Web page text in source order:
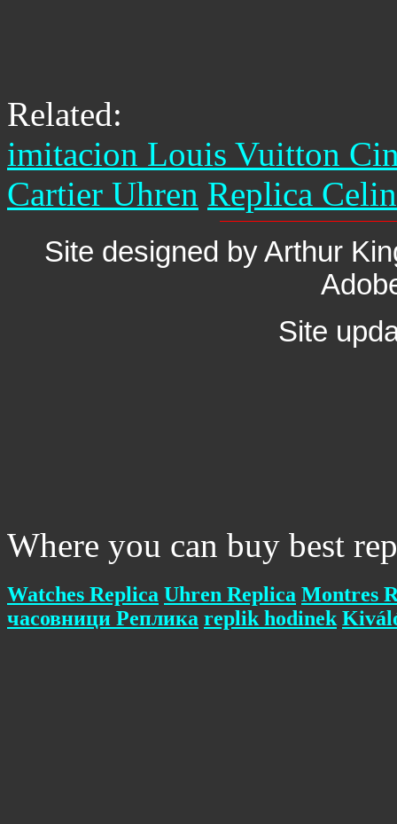
Related:
imitacion Louis Vuitton
Cartier Uhren Replica
Site designed by Arthur
Site
Where you can buy best
Watches Replica Uhren Replica Montres
часовници Реплика replik hodinek